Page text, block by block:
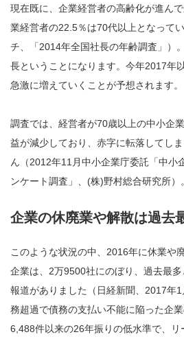
現在既に、企業経営者の高齢化が進ん
業経営者の22.5％は70代以上となって
チ、「2014年全国社長の年齢調査」）
長ということになります。今年2017年
急激に増えていくことが予想されます。
調査では、経営者が70歳以上の中小企
益が減少しており、赤字に転落してし
ん（2012年11月中小企業庁委託「中小
ンケート調査」、(株)野村総合研究所）。
企業の休廃業や解散は過去
このような状況の中、2016年に休業や
企業は、2万9500社にのぼり、過去最
報道がありました（日経新聞、2017年
務超過で債務の支払い不能に陥った企
6,488件以来の26年振りの低水準で、リ